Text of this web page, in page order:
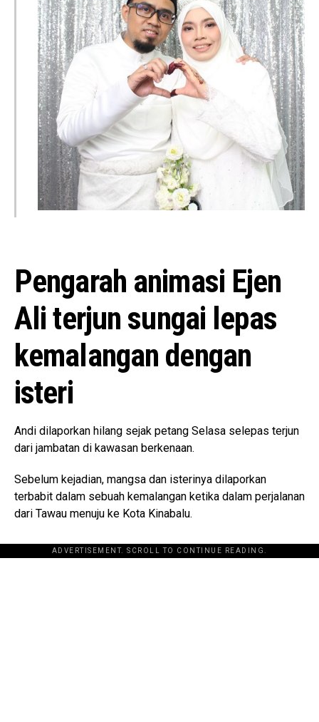
Pengarah animasi Ejen
Ali terjun sungai lepas
kemalangan dengan
isteri
Andi dilaporkan hilang sejak petang Selasa selepas terjun
dari jambatan di kawasan berkenaan.
Sebelum kejadian, mangsa dan isterinya dilaporkan
terbabit dalam sebuah kemalangan ketika dalam perjalanan
dari Tawau menuju ke Kota Kinabalu.
ADVERTISEMENT. SCROLL TO CONTINUE READING.